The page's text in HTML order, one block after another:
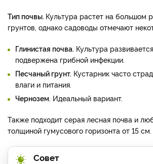
Тип почвы. Культура растет на большом
грунтов, однако садоводы отмечают
Глинистая почва. Культура
подвержена грибной инфекции.
Песчаный грунт. Кустарник часто
влаги и питания.
Чернозем. Идеальный вариант.
Также подходит серая лесная почва и
толщиной гумусового горизонта от 15 см.
Совет